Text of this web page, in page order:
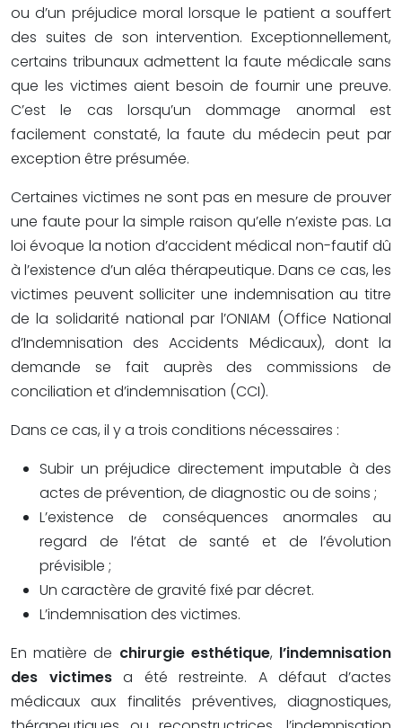
ou d’un préjudice moral lorsque le patient a souffert
des suites de son intervention. Exceptionnellement,
certains tribunaux admettent la faute médicale sans
que les victimes aient besoin de fournir une preuve.
C’est le cas lorsqu’un dommage anormal est
facilement constaté, la faute du médecin peut par
exception être présumée.
Certaines victimes ne sont pas en mesure de prouver
une faute pour la simple raison qu’elle n’existe pas. La
loi évoque la notion d’accident médical non-fautif dû
à l’existence d’un aléa thérapeutique. Dans ce cas, les
victimes peuvent solliciter une indemnisation au titre
de la solidarité national par l’ONIAM (Office National
d’Indemnisation des Accidents Médicaux), dont la
demande se fait auprès des commissions de
conciliation et d’indemnisation (CCI).
Dans ce cas, il y a trois conditions nécessaires :
Subir un préjudice directement imputable à des
actes de prévention, de diagnostic ou de soins ;
L’existence de conséquences anormales au
regard de l’état de santé et de l’évolution
prévisible ;
Un caractère de gravité fixé par décret.
L’indemnisation des victimes.
En matière de chirurgie esthétique, l’indemnisation
des victimesa été restreinte. A défaut d’actes
médicaux aux finalités préventives, diagnostiques,